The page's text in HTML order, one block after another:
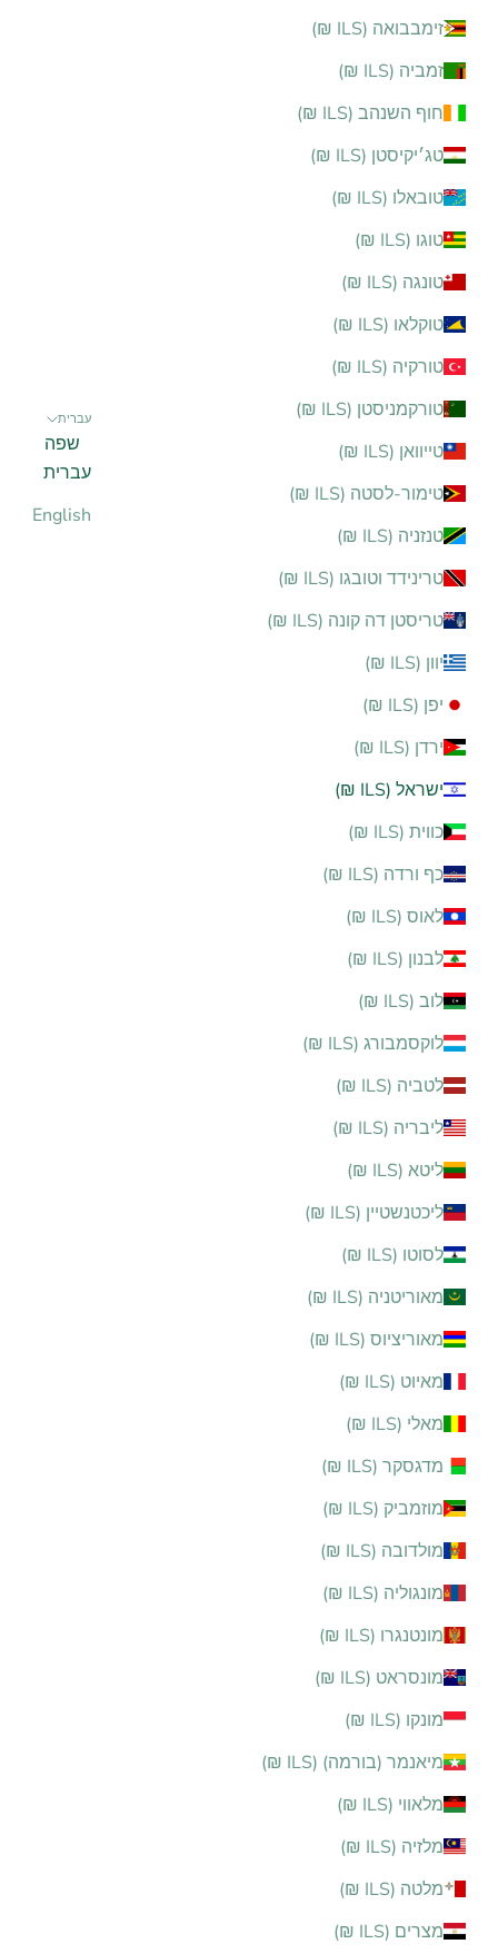
זימבבואה (ILS ₪)
זמביה (ILS ₪)
חוף השנהב (ILS ₪)
טג׳יקיסטן (ILS ₪)
טובאלו (ILS ₪)
טוגו (ILS ₪)
טונגה (ILS ₪)
טוקלאו (ILS ₪)
טורקיה (ILS ₪)
טורקמניסטן (ILS ₪)
טייוואן (ILS ₪)
טימור-לסטה (ILS ₪)
טנזניה (ILS ₪)
טרינידד וטובגו (ILS ₪)
טריסטן דה קונה (ILS ₪)
יוון (ILS ₪)
יפן (ILS ₪)
ירדן (ILS ₪)
ישראל (ILS ₪)
כווית (ILS ₪)
כף ורדה (ILS ₪)
לאוס (ILS ₪)
לבנון (ILS ₪)
לוב (ILS ₪)
לוקסמבורג (ILS ₪)
לטביה (ILS ₪)
ליבריה (ILS ₪)
ליטא (ILS ₪)
ליכטנשטיין (ILS ₪)
לסוטו (ILS ₪)
מאוריטניה (ILS ₪)
מאוריציוס (ILS ₪)
מאיוט (ILS ₪)
מאלי (ILS ₪)
מדגסקר (ILS ₪)
מוזמביק (ILS ₪)
מולדובה (ILS ₪)
מונגוליה (ILS ₪)
מונטנגרו (ILS ₪)
מונסראט (ILS ₪)
מונקו (ILS ₪)
מיאנמר (בורמה) (ILS ₪)
מלאווי (ILS ₪)
מלזיה (ILS ₪)
מלטה (ILS ₪)
מצרים (ILS ₪)
עברית
שפה
עברית
English